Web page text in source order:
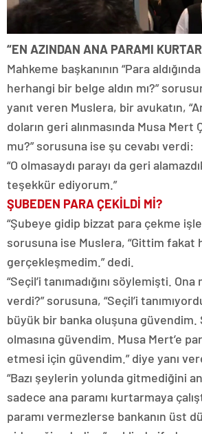
“EN AZINDAN ANA PARAMI
Mahkeme başkanının “Para
herhangi bir belge aldın mı?”
yanıt veren Muslera, bir avukatın,
doların geri alınmasında Musa Mert
mu?” sorusuna ise şu cevabı verdi:
“O olmasaydı parayı da geri
teşekkür ediyorum.”
ŞUBEDEN PARA ÇEKİLDİ Mİ?
“Şubeye gidip bizzat para çekme
sorusuna ise Muslera, “Gittim fakat
gerçekleşmedim.” dedi.
“Seçil’i tanımadığını söylemişti.
verdi?” sorusuna, “Seçil’i
büyük bir banka oluşuna güvendim.
olmasına güvendim. Musa Mert’e
etmesi için güvendim.” diye yanı
“Bazı şeylerin yolunda gitmediğini
sadece ana paramı kurtarmaya
paramı vermezlerse bankanın üst